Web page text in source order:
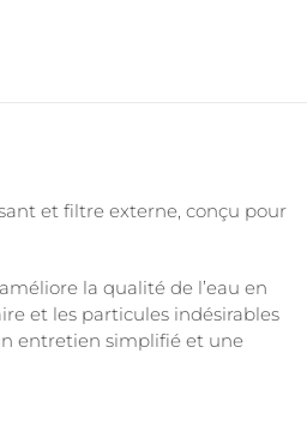
et filtre externe, conçu pour
la qualité de l’eau en
et les particules indésirables
entretien simplifié et une